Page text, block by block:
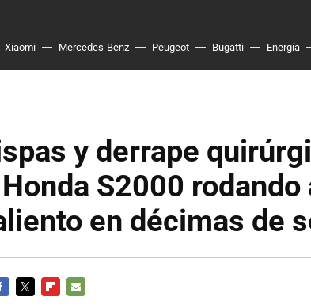
Xiaomi Mercedes-Benz Peugeot Bugatti Energía
y derrape
S2000
en décimas de